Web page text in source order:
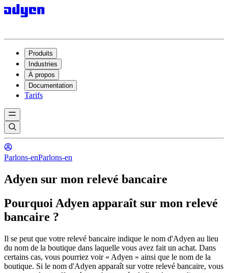
Produits
Industries
À propos
Documentation
Tarifs
Parlons-enParlons-en
Adyen sur mon relevé bancaire
Pourquoi Adyen apparaît sur mon relevé
bancaire ?
Il se peut que votre relevé bancaire indique le nom d'Adyen au lieu
du nom de la boutique dans laquelle vous avez fait un achat. Dans
certains cas, vous pourriez voir « Adyen » ainsi que le nom de la
boutique. Si le nom d'Adyen apparaît sur votre relevé bancaire, vous